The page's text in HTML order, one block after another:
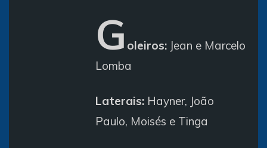
G oleiros: Jean e Marcelo
Lomba
Laterais: Hayner, João
Paulo, Moisés e Tinga